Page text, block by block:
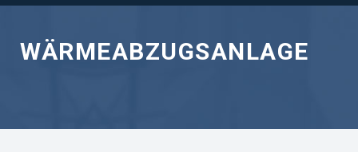
WÄRMEABZUGSANLAGE